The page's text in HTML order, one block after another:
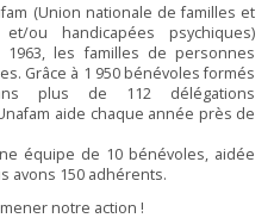
(Union nationale de familles et
ou handicapées psychiques)
les familles de personnes
Grâce à 1 950 bénévoles formés
plus de 112 délégations
aide chaque année près de
équipe de 10 bénévoles, aidée
avons 150 adhérents.
notre action !